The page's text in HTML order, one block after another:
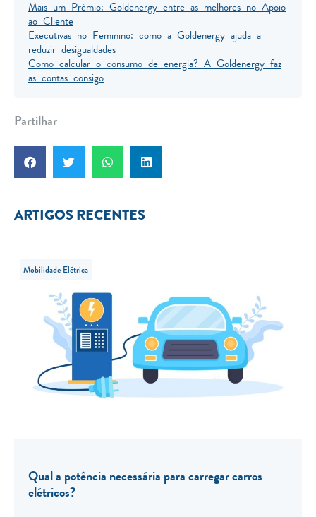
Mais um Prémio: Goldenergy entre as melhores no Apoio
ao Cliente
Executivas no Feminino: como a Goldenergy ajuda a
reduzir desigualdades
Como calcular o consumo de energia? A Goldenergy faz
as contas consigo
Partilhar
ARTIGOS RECENTES
Mobilidade Elétrica
Qual a potência necessária para carregar carros
elétricos?